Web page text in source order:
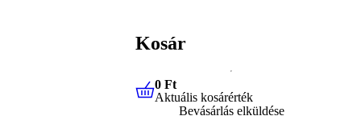
Kosár
0 FtAktuális kosárérték
0 Ft
Aktuális kosárérték
Bevásárlás elküldése